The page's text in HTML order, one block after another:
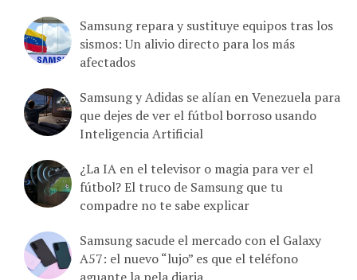
Samsung repara y sustituye equipos tras los
sismos: Un alivio directo para los más
afectados
Samsung y Adidas se alían en Venezuela para
que dejes de ver el fútbol borroso usando
Inteligencia Artificial
¿La IA en el televisor o magia para ver el
fútbol? El truco de Samsung que tu
compadre no te sabe explicar
Samsung sacude el mercado con el Galaxy
A57: el nuevo “lujo” es que el teléfono
aguante la pela diaria